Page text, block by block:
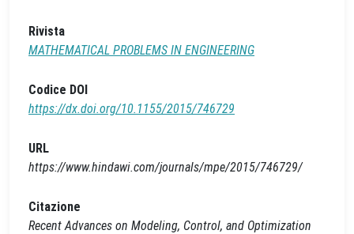
Rivista
MATHEMATICAL PROBLEMS IN ENGINEERING
Codice DOI
https://dx.doi.org/10.1155/2015/746729
URL
https://www.hindawi.com/journals/mpe/2015/746729/
Citazione
Recent Advances on Modeling, Control, and Optimization